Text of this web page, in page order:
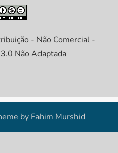
- Não Comercial -
Não Adaptada
by Fahim Murshid